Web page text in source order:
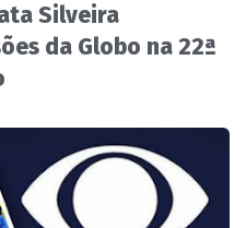
Silveira
da Globo na 22ª